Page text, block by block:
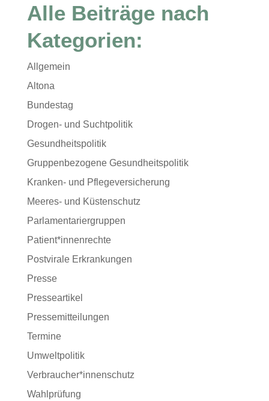
Alle Beiträge nach
Kategorien:
Allgemein
Altona
Bundestag
Drogen- und Suchtpolitik
Gesundheitspolitik
Gruppenbezogene Gesundheitspolitik
Kranken- und Pflegeversicherung
Meeres- und Küstenschutz
Parlamentariergruppen
Patient*innenrechte
Postvirale Erkrankungen
Presse
Presseartikel
Pressemitteilungen
Termine
Umweltpolitik
Verbraucher*innenschutz
Wahlprüfung